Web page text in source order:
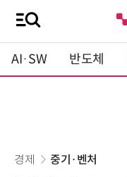
AI·SW 반도체
경제 중기·벤처